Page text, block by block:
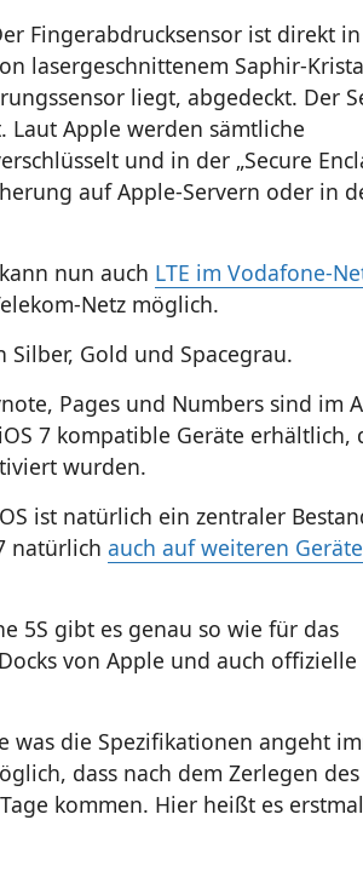
Fingerabdrucksensor ist direkt
lasergeschnittenem Saphir-
liegt, abgedeckt. Der
Apple werden sämtliche
und in der „Secure
auf Apple-Servern oder in
nun auch LTE im Vodafone-
Netz möglich.
Silber, Gold und Spacegrau.
Pages und Numbers sind im
7 kompatible Geräte erhältlich,
wurden.
ist natürlich ein zentraler
natürlich auch auf weiteren
5S gibt es genau so wie für das
von Apple und auch offizielle
was die Spezifikationen angeht
dass nach dem Zerlegen des
kommen. Hier heißt es erstmal